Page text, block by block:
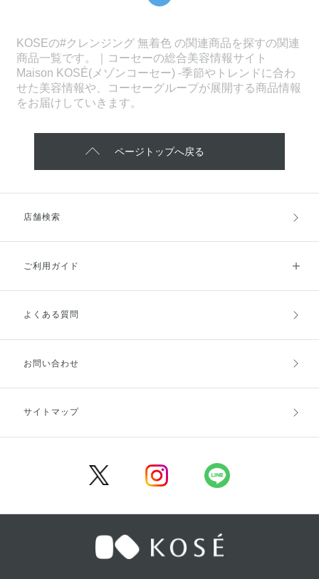
KOSEの#クレンジング 無着色 の関連商品を探すの関連
商品一覧です。｜コーセーの総合美容情報サイト
Maison KOSÉ(メゾンコーセー) -季節やトレンドに合わ
せた美容情報や、コーセーグループが展開する商品情報
をお届けしていきます。
ページトップへ戻る
店舗検索
ご利用ガイド
ご利用ガイドトップ
お支払方法
キャンセル・返品・交換
よくある質問
お問い合わせ
サイトマップ